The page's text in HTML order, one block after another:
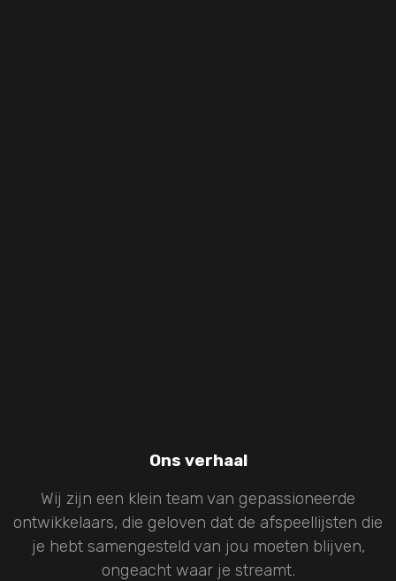
Ons verhaal
Wij zijn een klein team van gepassioneerde
ontwikkelaars, die geloven dat de afspeellijsten die
je hebt samengesteld van jou moeten blijven,
ongeacht waar je streamt.